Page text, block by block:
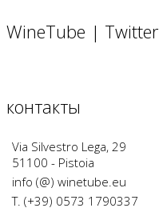
WineTube | Twitter
контакты
Via Silvestro Lega, 29
51100 - Pistoia
info (@) winetube.eu
T. (+39) 0573 1790337